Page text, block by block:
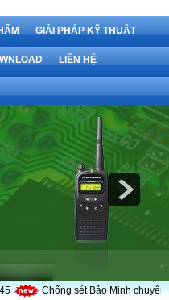
GIẢI PHÁP KỸ THUẬT
LIÊN HỆ
Chống sét Bảo Minh chuyên